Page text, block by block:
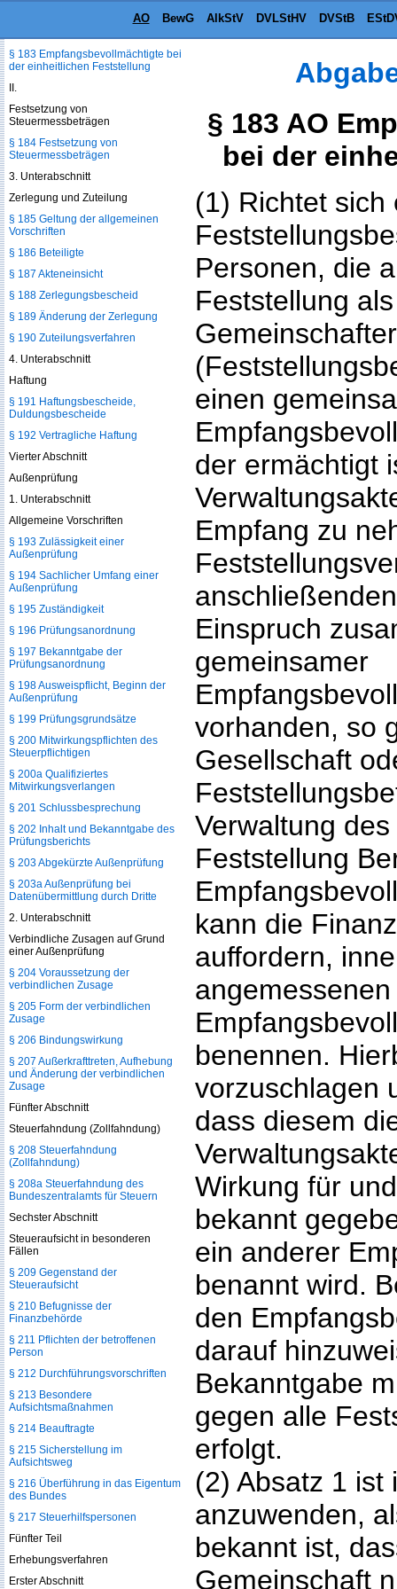
AO BewG AlkStV DVLStHV DVStB
§ 183 AO
bei der
(1) Richtet sich
Personen, die
Feststellung
einen
der ermächtigt
Empfang zu
Einspruch
gemeinsamer
vorhanden, so
Gesellschaft
Verwaltung
Feststellung
kann die
auffordern,
benennen.
vorzuschlagen
dass diesem
Wirkung für
bekannt
ein anderer
benannt wird.
den
darauf
Bekanntgabe
gegen alle
erfolgt.
(2) Absatz 1 ist
anzuwenden,
bekannt ist,
Gemeinschaft
§ 182 Wirkungen der gesonderten
§ 183 Empfangsbevollmächtigte bei
der einheitlichen Feststellung
II.
Festsetzung von
Steuermessbeträgen
§ 184 Festsetzung von
Steuermessbeträgen
3. Unterabschnitt
Zerlegung und Zuteilung
§ 185 Geltung der allgemeinen
Vorschriften
§ 186 Beteiligte
§ 187 Akteneinsicht
§ 188 Zerlegungsbescheid
§ 189 Änderung der Zerlegung
§ 190 Zuteilungsverfahren
4. Unterabschnitt
Haftung
§ 191 Haftungsbescheide,
Duldungsbescheide
§ 192 Vertragliche Haftung
Vierter Abschnitt
Außenprüfung
1. Unterabschnitt
Allgemeine Vorschriften
§ 193 Zulässigkeit einer
Außenprüfung
§ 194 Sachlicher Umfang einer
Außenprüfung
§ 195 Zuständigkeit
§ 196 Prüfungsanordnung
§ 197 Bekanntgabe der
Prüfungsanordnung
§ 198 Ausweispflicht, Beginn der
Außenprüfung
§ 199 Prüfungsgrundsätze
§ 200 Mitwirkungspflichten des
Steuerpflichtigen
§ 200a Qualifiziertes
Mitwirkungsverlangen
§ 201 Schlussbesprechung
§ 202 Inhalt und Bekanntgabe des
Prüfungsberichts
§ 203 Abgekürzte Außenprüfung
§ 203a Außenprüfung bei
Datenübermittlung durch Dritte
2. Unterabschnitt
Verbindliche Zusagen auf Grund
einer Außenprüfung
§ 204 Voraussetzung der
verbindlichen Zusage
§ 205 Form der verbindlichen
Zusage
§ 206 Bindungswirkung
§ 207 Außerkrafttreten, Aufhebung
und Änderung der verbindlichen
Zusage
Fünfter Abschnitt
Steuerfahndung (Zollfahndung)
§ 208 Steuerfahndung
(Zollfahndung)
§ 208a Steuerfahndung des
Bundeszentralamts für Steuern
Sechster Abschnitt
Steueraufsicht in besonderen
Fällen
§ 209 Gegenstand der
Steueraufsicht
§ 210 Befugnisse der
Finanzbehörde
§ 211 Pflichten der betroffenen
Person
§ 212 Durchführungsvorschriften
§ 213 Besondere
Aufsichtsmaßnahmen
§ 214 Beauftragte
§ 215 Sicherstellung im
Aufsichtsweg
§ 216 Überführung in das Eigentum
des Bundes
§ 217 Steuerhilfspersonen
Fünfter Teil
Erhebungsverfahren
Erster Abschnitt